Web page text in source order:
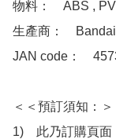
物料：　ABS ,
生產商：　Bandai
JAN code：　
＜＜預訂須知：＞
1)　此乃訂購頁